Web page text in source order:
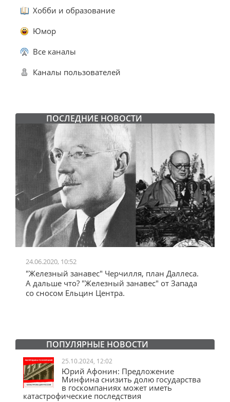
Хобби и образование
Юмор
Все каналы
Каналы пользователей
ПОСЛЕДНИЕ НОВОСТИ
24.06.2020, 10:52
"Железный занавес" Черчилля, план Даллеса.
А дальше что? "Железный занавес" от Запада
со сносом Ельцин Центра.
ПОПУЛЯРНЫЕ НОВОСТИ
25.10.2024, 12:02
Юрий Афонин: Предложение
Минфина снизить долю государства
в госкомпаниях может иметь
катастрофические последствия